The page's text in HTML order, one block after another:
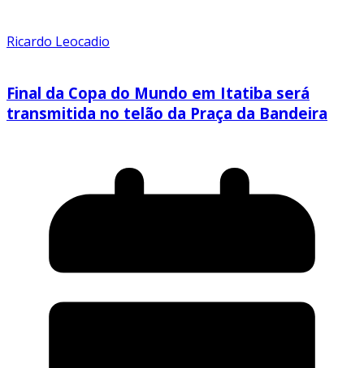
Ricardo Leocadio
Final da Copa do Mundo em Itatiba será
transmitida no telão da Praça da Bandeira